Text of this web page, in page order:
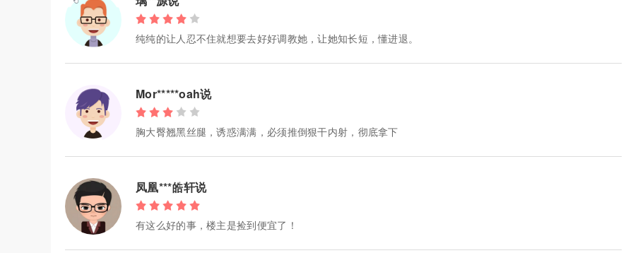
纯纯的让人忍不住就想要去好好调教她，让她知长短，懂进退。
Mor*****oah说
胸大臀翘黑丝腿，诱惑满满，必须推倒狠干内射，彻底拿下
凤凰***皓轩说
有这么好的事，楼主是捡到便宜了！